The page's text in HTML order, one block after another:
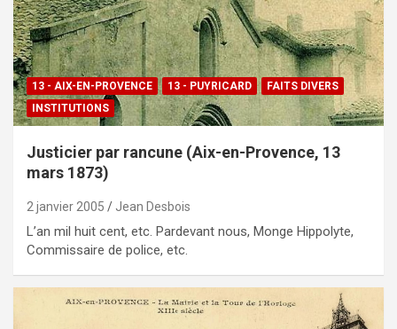
13 - AIX-EN-PROVENCE 13 - PUYRICARD
FAITS DIVERS
INSTITUTIONS
Justicier par rancune (Aix-en-Provence, 13
mars 1873)
2 janvier 2005 Jean Desbois
L’an mil huit cent, etc. Pardevant nous, Monge Hippolyte,
Commissaire de police, etc.